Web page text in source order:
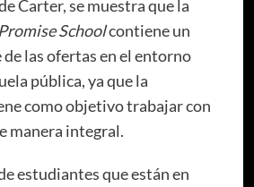
Carter, se muestra que la
Schoolcontiene un
las ofertas en el entorno
pública, ya que la
como objetivo trabajar con
manera integral.
estudiantes que están en